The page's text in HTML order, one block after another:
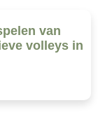
van
volleys in